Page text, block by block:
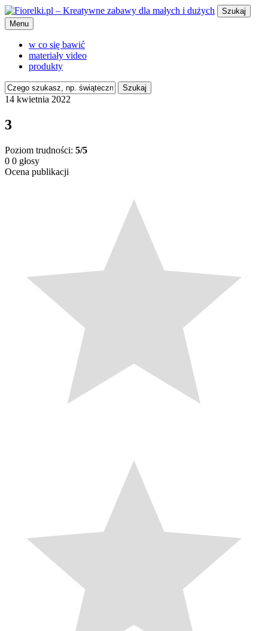
Szukaj
Menu
w co się bawić
materiały video
produkty
Szukaj
14 kwietnia 2022
3
Poziom trudności: 5/5
0 0 głosy
Ocena publikacji